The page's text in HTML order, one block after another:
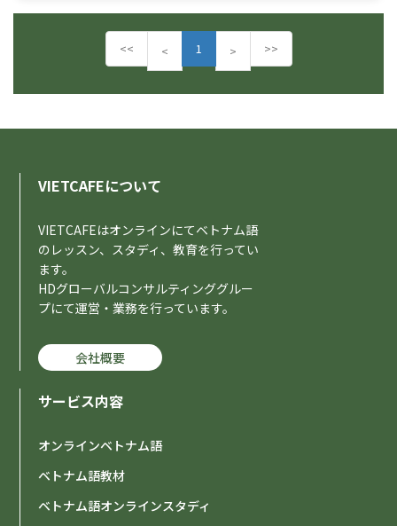
<< <P
r
e
i
1 >N
e
x
>>
VIETCAFEについて
VIETCAFEはオンラインにてベトナム語
のレッスン、スタディ、教育を行ってい
ます。
HDグローバルコンサルティンググルー
プにて運営・業務を行っています。
会社概要
サービス内容
オンラインベトナム語
ベトナム語教材
ベトナム語オンラインスタディ